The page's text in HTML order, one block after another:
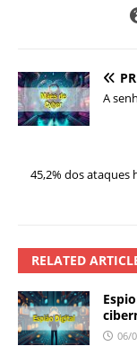
A
45,2% dos ataques
RELATED
06/